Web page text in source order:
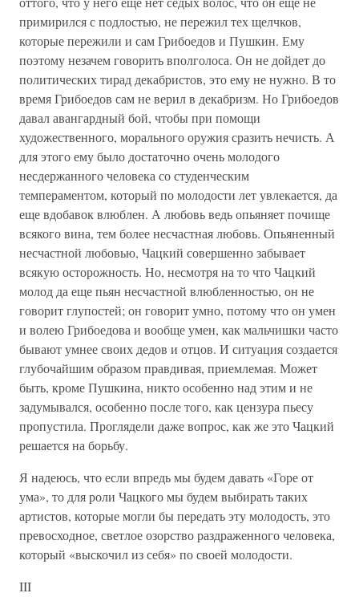
примирился с подлостью, не пережил тех щелчков,
которые пережили и сам Грибоедов и Пушкин. Ему
поэтому незачем говорить вполголоса. Он не дойдет до
политических тирад декабристов, это ему не нужно. В то
время Грибоедов сам не верил в декабризм. Но Грибоедов
давал авангардный бой, чтобы при помощи
художественного, морального оружия сразить нечисть. А
для этого ему было достаточно очень молодого
несдержанного человека со студенческим
темпераментом, который по молодости лет увлекается, да
еще вдобавок влюблен. А любовь ведь опьяняет почище
всякого вина, тем более несчастная любовь. Опьяненный
несчастной любовью, Чацкий совершенно забывает
всякую осторожность. Но, несмотря на то что Чацкий
молод да еще пьян несчастной влюбленностью, он не
говорит глупостей; он говорит умно, потому что он умен
и волею Грибоедова и вообще умен, как мальчишки часто
бывают умнее своих дедов и отцов. И ситуация создается
глубочайшим образом правдивая, приемлемая. Может
быть, кроме Пушкина, никто особенно над этим и не
задумывался, особенно после того, как цензура пьесу
пропустила. Проглядели даже вопрос, как же это Чацкий
решается на борьбу.
Я надеюсь, что если впредь мы будем давать «Горе от
ума», то для роли Чацкого мы будем выбирать таких
артистов, которые могли бы передать эту молодость, это
превосходное, светлое озорство раздраженного человека,
который «выскочил из себя» по своей молодости.
III